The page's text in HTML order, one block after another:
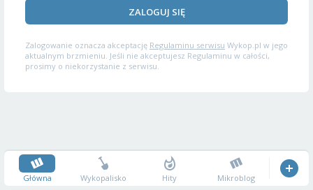
ZALOGUJ SIĘ
Zalogowanie oznacza akceptację Regulaminu serwisu Wykop.pl w jego
aktualnym brzmieniu. Jeśli nie akceptujesz Regulaminu w całości,
prosimy o niekorzystanie z serwisu.
Główna Wykopalisko Hity Mikroblog